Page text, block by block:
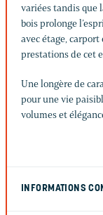
variées tandis que
bois prolonge
avec étage,
prestations de cet
Une longère de
pour une vie
volumes et
INFORMATIONS